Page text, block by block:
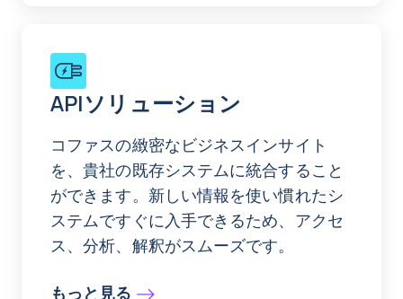
APIソリューション
コファスの緻密なビジネスインサイト
を、貴社の既存システムに統合すること
ができます。新しい情報を使い慣れたシ
ステムですぐに入手できるため、アクセ
ス、分析、解釈がスムーズです。
もっと見る